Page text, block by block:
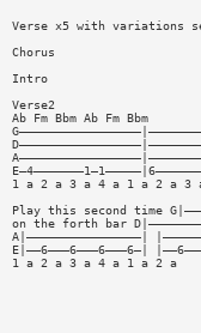
Verse x5 with variations
Chorus
Intro
Verse2
Ab Fm Bbm Ab Fm Bbm
1 a 2 a 3 a 4 a 1 a 2 a 3
Play this second time
on the forth bar
A|————————————————|
E|——6———6———6———6—|
1 a 2 a 3 a 4 a 1 a 2 a